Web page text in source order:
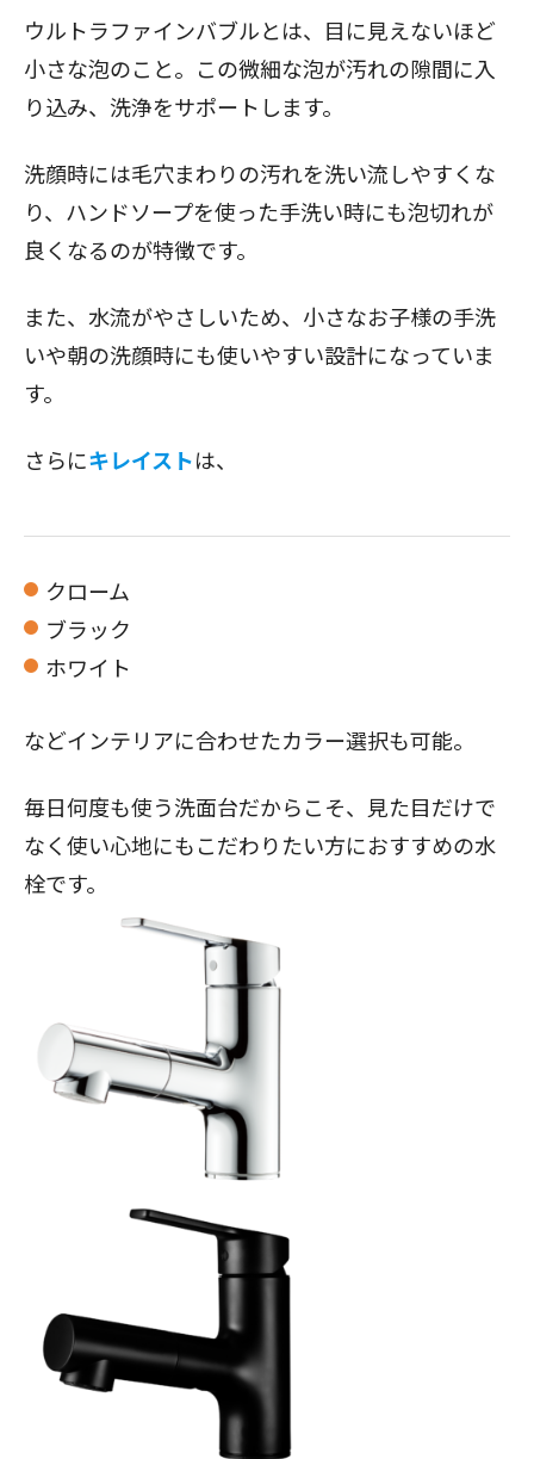
ウルトラファインバブルとは、目に見えないほど
小さな泡のこと。この微細な泡が汚れの隙間に入
り込み、洗浄をサポートします。
洗顔時には毛穴まわりの汚れを洗い流しやすくな
り、ハンドソープを使った手洗い時にも泡切れが
良くなるのが特徴です。
また、水流がやさしいため、小さなお子様の手洗
いや朝の洗顔時にも使いやすい設計になっていま
す。
さらにキレイストは、
クローム
ブラック
ホワイト
などインテリアに合わせたカラー選択も可能。
毎日何度も使う洗面台だからこそ、見た目だけで
なく使い心地にもこだわりたい方におすすめの水
栓です。